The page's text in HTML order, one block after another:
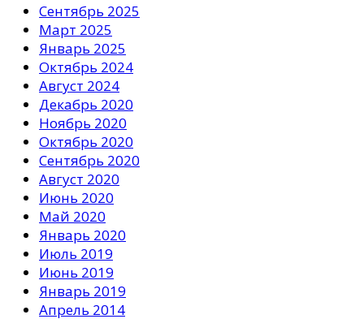
Сентябрь 2025
Март 2025
Январь 2025
Октябрь 2024
Август 2024
Декабрь 2020
Ноябрь 2020
Октябрь 2020
Сентябрь 2020
Август 2020
Июнь 2020
Май 2020
Январь 2020
Июль 2019
Июнь 2019
Январь 2019
Апрель 2014